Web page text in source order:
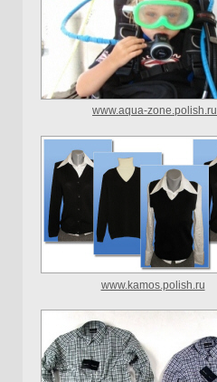
www.aqua-zone.polish.ru
www.kamos.polish.ru